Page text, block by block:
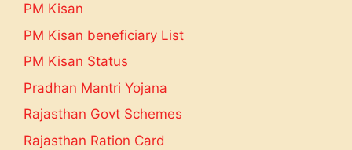
PM Kisan
PM Kisan beneficiary List
PM Kisan Status
Pradhan Mantri Yojana
Rajasthan Govt Schemes
Rajasthan Ration Card